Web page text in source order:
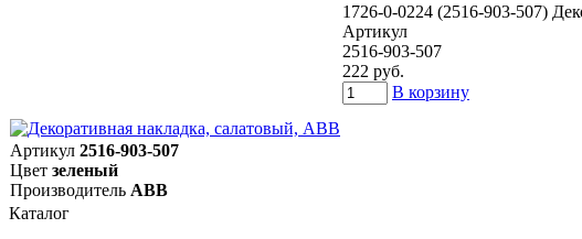
1726-0-0224 (2516-903-507)
Артикул
2516-903-507
222 руб.
В корзину
Артикул 2516-903-507
Цвет зеленый
Производитель ABB
Каталог